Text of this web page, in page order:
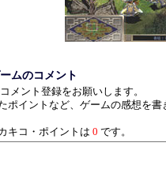
ムのコメント
メント登録をお願いします。
ポイントなど、ゲームの感想を書
キコ・ポイントは 0 です。